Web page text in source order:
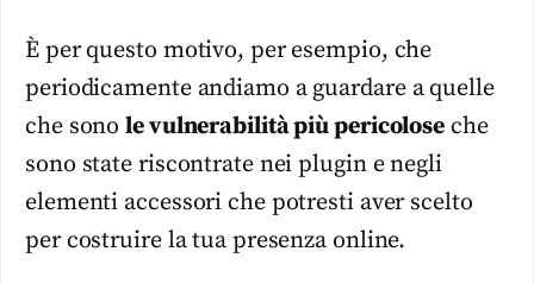
È per questo motivo, per esempio, che
periodicamente andiamo a guardare a quelle
che sonole vulnerabilità più pericolose che
sono state riscontrate nei plugin e negli
elementi accessori che potresti aver scelto
per costruire la tua presenza online.